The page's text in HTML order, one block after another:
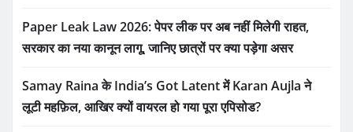
Paper Leak Law 2026: पेपर लीक पर अब नहीं मिलेगी राहत,
सरकार का नया कानून लागू, जानिए छात्रों पर क्या पड़ेगा असर
Samay Raina के India’s Got Latent में Karan Aujla ने
लूटी महफ़िल, आखिर क्यों वायरल हो गया पूरा एपिसोड?